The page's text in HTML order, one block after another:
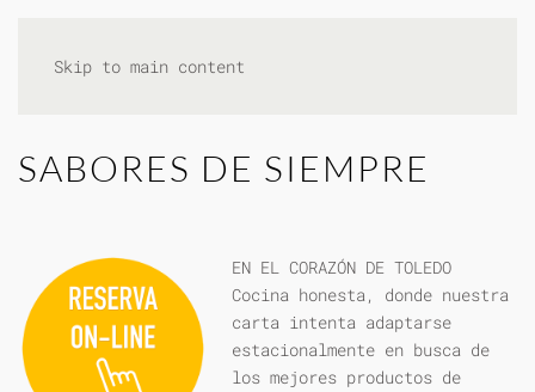
Skip to main content
SABORES DE SIEMPRE
EN EL CORAZÓN DE TOLEDO
Cocina honesta, donde nuestra
carta intenta adaptarse
estacionalmente en busca de
los mejores productos de